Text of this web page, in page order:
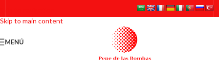
Skip to navigation
Skip to main content
MENÚ